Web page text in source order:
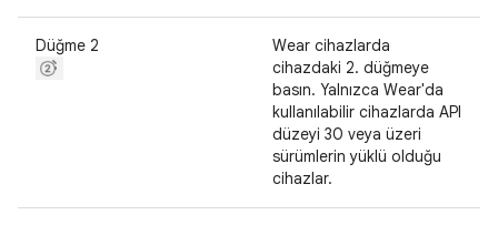
Düğme 2
Wear cihazlarda
cihazdaki 2. düğmeye
basın. Yalnızca Wear'da
kullanılabilir cihazlarda API
düzeyi 30 veya üzeri
sürümlerin yüklü olduğu
cihazlar.